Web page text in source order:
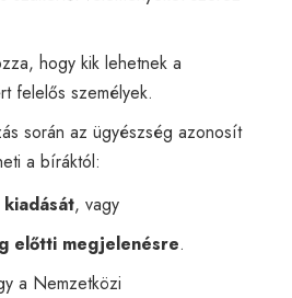
hogy kik lehetnek a
felelős személyek.
során az ügyészség azonosít
a bíráktól:
, vagy
előtti megjelenésre.
a Nemzetközi